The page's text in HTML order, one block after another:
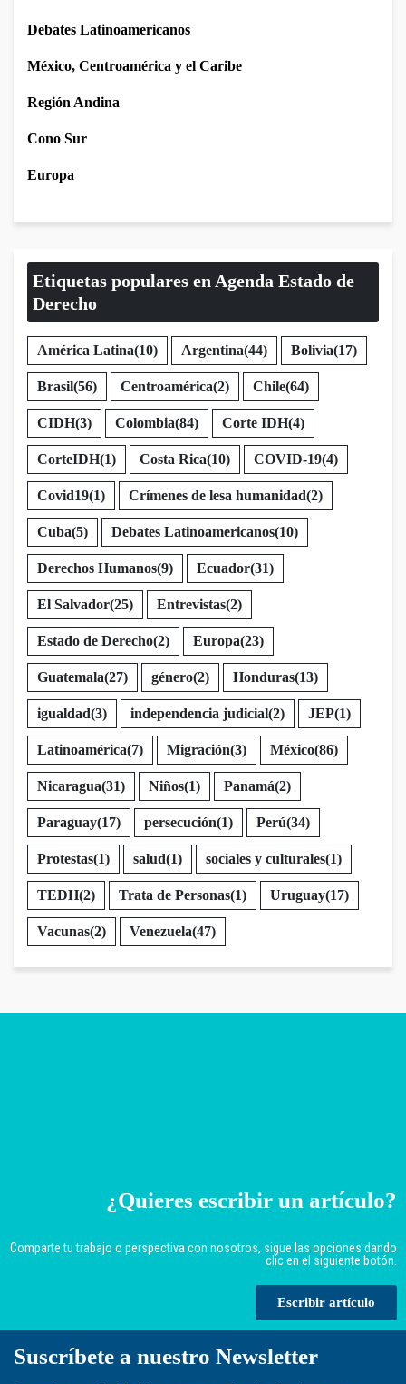
Debates Latinoamericanos
México, Centroamérica y el Caribe
Región Andina
Cono Sur
Europa
Etiquetas populares en Agenda Estado de
Derecho
América Latina(10) Argentina(44) Bolivia(17)
Brasil(56) Centroamérica(2) Chile(64)
CIDH(3) Colombia(84) Corte IDH(4)
CorteIDH(1) Costa Rica(10) COVID-19(4)
Covid19(1) Crímenes de lesa humanidad(2)
Cuba(5) Debates Latinoamericanos(10)
Derechos Humanos(9) Ecuador(31)
El Salvador(25) Entrevistas(2)
Estado de Derecho(2) Europa(23)
Guatemala(27) género(2) Honduras(13)
igualdad(3) independencia judicial(2) JEP(1)
Latinoamérica(7) Migración(3) México(86)
Nicaragua(31) Niños(1) Panamá(2)
Paraguay(17) persecución(1) Perú(34)
Protestas(1) salud(1) sociales y culturales(1)
TEDH(2) Trata de Personas(1) Uruguay(17)
Vacunas(2) Venezuela(47)
¿Quieres escribir un artículo?
Comparte tu trabajo o perspectiva con nosotros, sigue las opciones dando
clic en el siguiente botón.
Escribir artículo
Suscríbete a nuestro Newsletter